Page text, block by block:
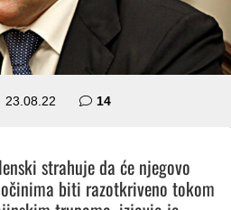
23.08.22 14komentara
strahuje da će njegovo
biti razotkriveno tokom